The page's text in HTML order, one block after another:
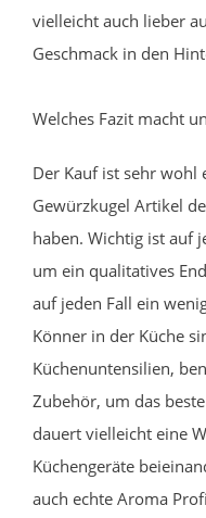
vielleicht auch lieber
Geschmack in den
Welches Fazit macht
Der Kauf ist sehr
Gewürzkugel Artikel
haben. Wichtig ist auf
um ein qualitatives
auf jeden Fall ein
Könner in der Küche
Küchenuntensilien,
Zubehör, um das
dauert vielleicht eine
Küchengeräte
auch echte Aroma